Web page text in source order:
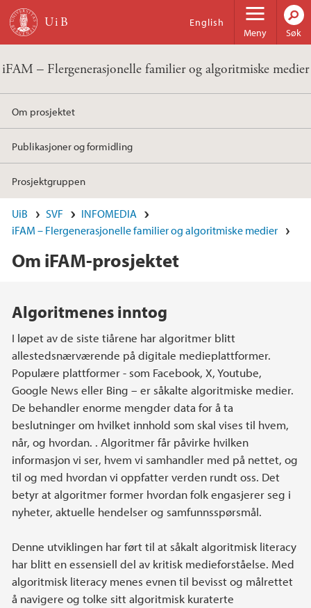
Hopp til hovedinnhold
Meny
English
Søk
iFAM – Flergenerasjonelle familier og algoritmiske medier
Om prosjektet
Publikasjoner og formidling
Prosjektgruppen
UiB SVF
INFOMEDIA
iFAM – Flergenerasjonelle familier og algoritmiske medier
Om iFAM-prosjektet
Hovedinnhold
Algoritmenes inntog
I løpet av de siste tiårene har algoritmer blitt
allestedsnærværende på digitale medieplattformer.
Populære plattformer - som Facebook, X, Youtube,
Google News eller Bing – er såkalte algoritmiske medier.
De behandler enorme mengder data for å ta
beslutninger om hvilket innhold som skal vises til hvem,
når, og hvordan. . Algoritmer får påvirke hvilken
informasjon vi ser, hvem vi samhandler med på nettet, og
til og med hvordan vi oppfatter verden rundt oss. Det
betyr at algoritmer former hvordan folk engasjerer seg i
nyheter, aktuelle hendelser og samfunnsspørsmål.
Denne utviklingen har ført til at såkalt algoritmisk literacy
har blitt en essensiell del av kritisk medieforståelse. Med
algoritmisk literacy menes evnen til bevisst og målrettet
å navigere og tolke sitt algoritmisk kuraterte